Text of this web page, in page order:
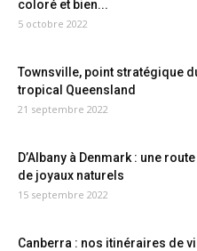
coloré et bien...
5 octobre 2022
Townsville, point stratégique
tropical Queensland
21 septembre 2022
D’Albany à Denmark : une
de joyaux naturels
15 septembre 2022
Canberra : nos itinéraires de